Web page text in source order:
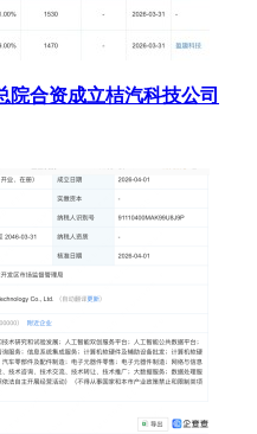
院合资成立桔汽科技公司